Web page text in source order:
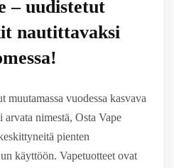
– uudistetut
nautittavaksi
muutamassa vuodessa kasvava
nimestä, Osta Vape
pienten
käyttöön. Vapetuotteet ovat